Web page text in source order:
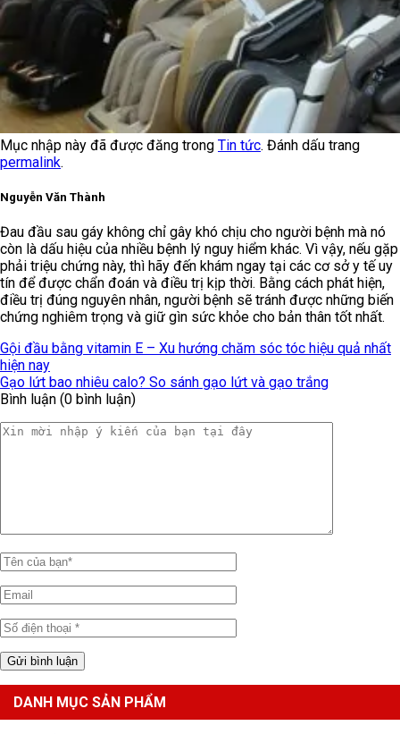
Mục nhập này đã được đăng trong Tin tức. Đánh dấu trang
permalink.
Nguyễn Văn Thành
Đau đầu sau gáy không chỉ gây khó chịu cho người bệnh mà nó
còn là dấu hiệu của nhiều bệnh lý nguy hiểm khác. Vì vậy, nếu gặp
phải triệu chứng này, thì hãy đến khám ngay tại các cơ sở y tế uy
tín để được chẩn đoán và điều trị kịp thời. Bằng cách phát hiện,
điều trị đúng nguyên nhân, người bệnh sẽ tránh được những biến
chứng nghiêm trọng và giữ gìn sức khỏe cho bản thân tốt nhất.
Gội đầu bằng vitamin E – Xu hướng chăm sóc tóc hiệu quả nhất
hiện nay
Gạo lứt bao nhiêu calo? So sánh gạo lứt và gạo trắng
Bình luận (0 bình luận)
DANH MỤC SẢN PHẨM